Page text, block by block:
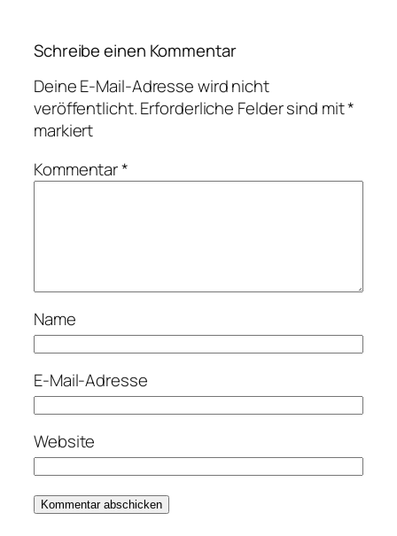
Schreibe einen Kommentar
Deine E-Mail-Adresse wird nicht
veröffentlicht.Erforderliche Felder sind mit*
markiert
Kommentar*
Name
E-Mail-Adresse
Website